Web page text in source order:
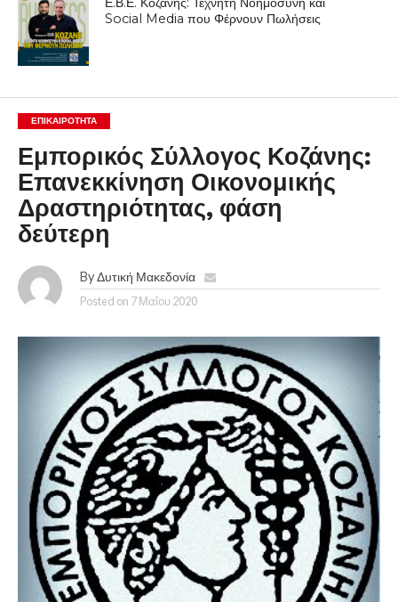
Social Media που Φέρνουν Πωλήσεις
ΕΠΙΚΑΙΡΟΤΗΤΑ
Εμπορικός Σύλλογος Κοζάνης:
Επανεκκίνηση Οικονομικής
Δραστηριότητας, φάση
δεύτερη
By Δυτική Μακεδονία
Posted on 7 Μαΐου 2020